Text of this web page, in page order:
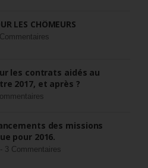
LES CHÔMEURS
les contrats aidés au
2017, et après ?
des missions
pour 2016.
3 Commentaires